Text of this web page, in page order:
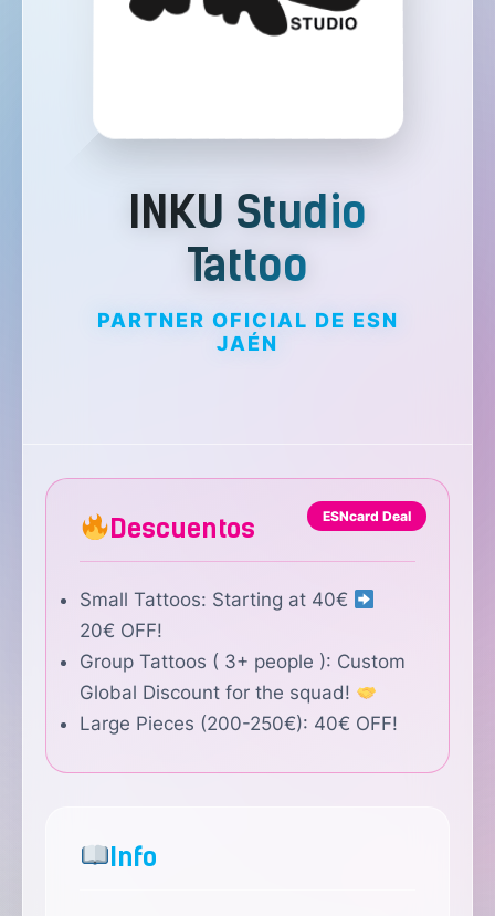
INKU Studio
Tattoo
PARTNER OFICIAL DE ESN
JAÉN
ESNcard Deal
Descuentos
Small Tattoos: Starting at 40€
20€ OFF!
Group Tattoos ( 3+ people ): Custom
Global Discount for the squad!
Large Pieces (200-250€): 40€ OFF!
Info